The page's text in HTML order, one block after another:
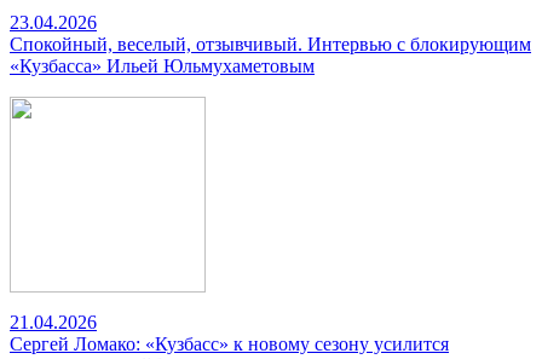
23.04.2026
Спокойный, веселый, отзывчивый. Интервью с блокирующим
«Кузбасса» Ильей Юльмухаметовым
21.04.2026
Сергей Ломако: «Кузбасс» к новому сезону усилится